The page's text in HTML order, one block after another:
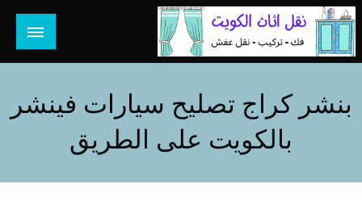
التخطي
إلى
المحتوى
هل تبحث عن أفضل خدمات بالكويت؟ خدمة فك نقل تركيب صيانة
بنشر كراج تصليح سيارات فينشر
بالكويت على الطريق